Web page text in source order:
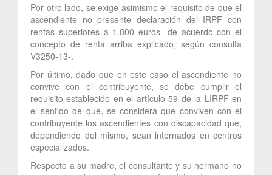
Por otro lado, se exige asimismo el requisito de que el
ascendiente no presente declaración del IRPF con
rentas superiores a 1.800 euros -de acuerdo con el
concepto de renta arriba explicado, según consulta
V3250-13-.
Por último, dado que en este caso el ascendiente no
convive con el contribuyente, se debe cumplir el
requisito establecido en el artículo 59 de la LIRPF en
el sentido de que, se considera que conviven con el
contribuyente los ascendientes con discapacidad que,
dependiendo del mismo, sean internados en centros
especializados.
Respecto a su madre, el consultante y su hermano no